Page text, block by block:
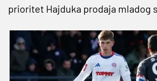
prioritet Hajduka prodaja mladog